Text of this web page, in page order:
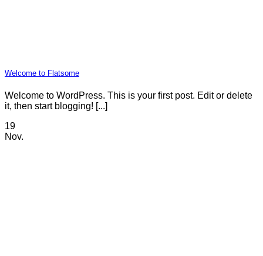
Welcome to Flatsome
Welcome to WordPress. This is your first post. Edit or delete
it, then start blogging! [...]
19
Nov.